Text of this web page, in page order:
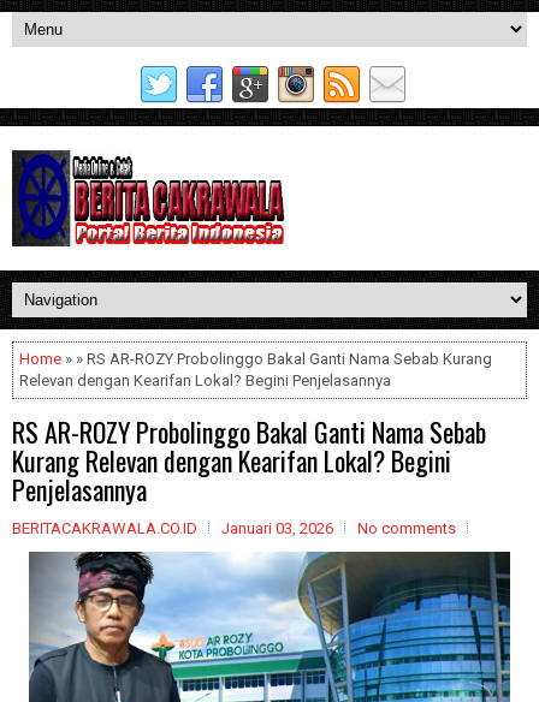
Home » » RS AR-ROZY Probolinggo Bakal Ganti Nama Sebab Kurang
Relevan dengan Kearifan Lokal? Begini Penjelasannya
RS AR-ROZY Probolinggo Bakal Ganti Nama Sebab
Kurang Relevan dengan Kearifan Lokal? Begini
Penjelasannya
BERITACAKRAWALA.CO.ID Januari 03, 2026 No comments